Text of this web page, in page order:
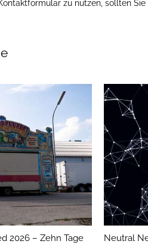
zu nutzen, sollten
2026 – Zehn Tage
Neutral